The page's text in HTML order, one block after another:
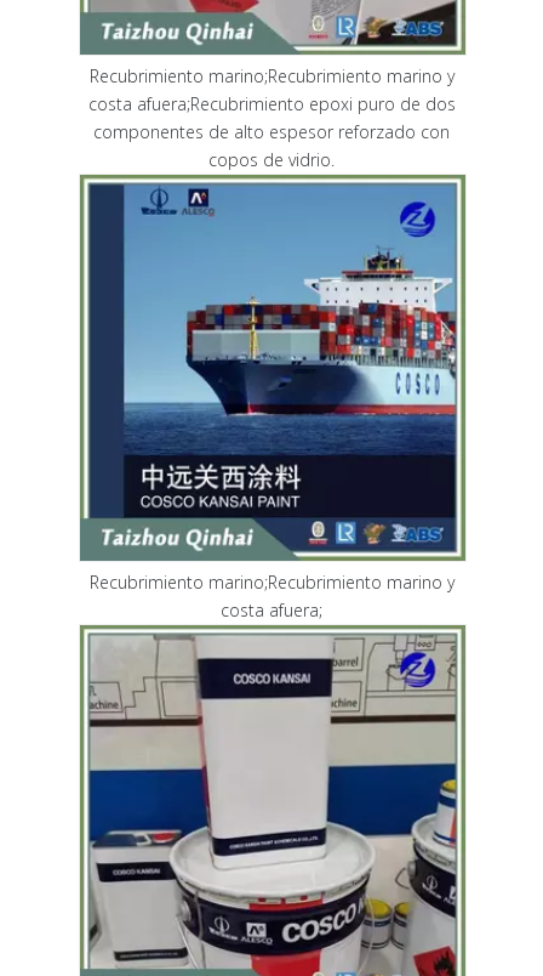
Recubrimiento marino;Recubrimiento marino y
costa afuera;Recubrimiento epoxi puro de dos
componentes de alto espesor reforzado con
copos de vidrio.
Recubrimiento marino;Recubrimiento marino y
costa afuera;